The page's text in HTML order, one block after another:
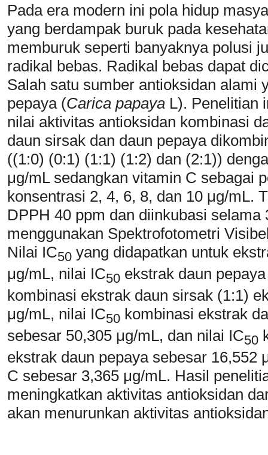
Pada era modern ini pola hidup
yang berdampak buruk pada
memburuk seperti banyaknya polusi
radikal bebas. Radikal bebas dapat
Salah satu sumber antioksidan alami
pepaya (Carica papaya L). Penelitian
nilai aktivitas antioksidan kombinasi
daun sirsak dan daun pepaya
((1:0) (0:1) (1:1) (1:2) dan (2:1))
μg/mL sedangkan vitamin C sebagai
konsentrasi 2, 4, 6, 8, dan 10 μg/mL.
DPPH 40 ppm dan diinkubasi
menggunakan Spektrofotometri
Nilai IC50 yang didapatkan untuk
μg/mL, nilai IC50 ekstrak daun
kombinasi ekstrak daun sirsak (1:1)
μg/mL, nilai IC50 kombinasi ekstrak
sebesar 50,305 μg/mL, dan nilai IC50
ekstrak daun pepaya sebesar 16,552
C sebesar 3,365 μg/mL. Hasil
meningkatkan aktivitas antioksidan
akan menurunkan aktivitas